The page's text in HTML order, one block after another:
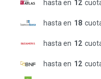
hasta en 12
hasta en 18
hasta en 12
hasta en 12